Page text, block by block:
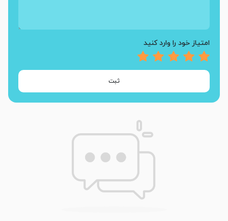
امتیاز خود را وارد کنید
ثبت